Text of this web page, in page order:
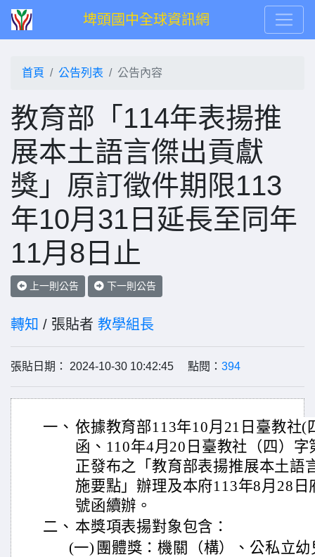
埤頭國中全球資訊網
首頁 公告列表 公告內容
教育部「114年表揚推
展本土語言傑出貢獻
獎」原訂徵件期限113
年10月31日延長至同年
11月8日止
上一則公告 下一則公告
轉知 / 張貼者 教學組長
張貼日期： 2024-10-30 10:42:45 點閱： 394
一、 依據教育部113年10月21日臺教社(
函、110年4月20日臺教社（四）
正發布之「教育部表揚推展本土語
施要點」辦理及本府113年8月28
號函續辦。
二、 本獎項表揚對象包含：
(一) 團體獎：機關（構）、公私立